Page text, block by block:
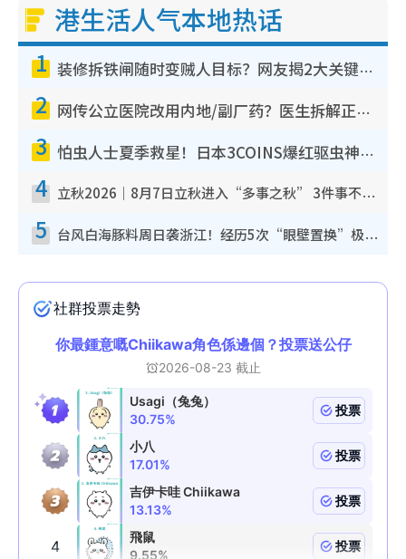
港生活人气本地热话
1 装修拆铁闸随时变贼人目标？网友揭2大关键用途：装新款等于白装？附新旧铁闸分别
2 网传公立医院改用内地/副厂药？医生拆解正副厂分别，揭4类人换药随时出事
3 怕虫人士夏季救星！日本3COINS爆红驱虫神器$45起 1招“全程免触碰”轻松搞定小强
4 立秋2026｜8月7日立秋进入“多事之秋” 3件事不可做！专家教6招开运 清杂物／钱包纳气接好运
5 台风白海豚料周日袭浙江！经历5次“眼壁置换”极罕见 成登陆内地最长途台风